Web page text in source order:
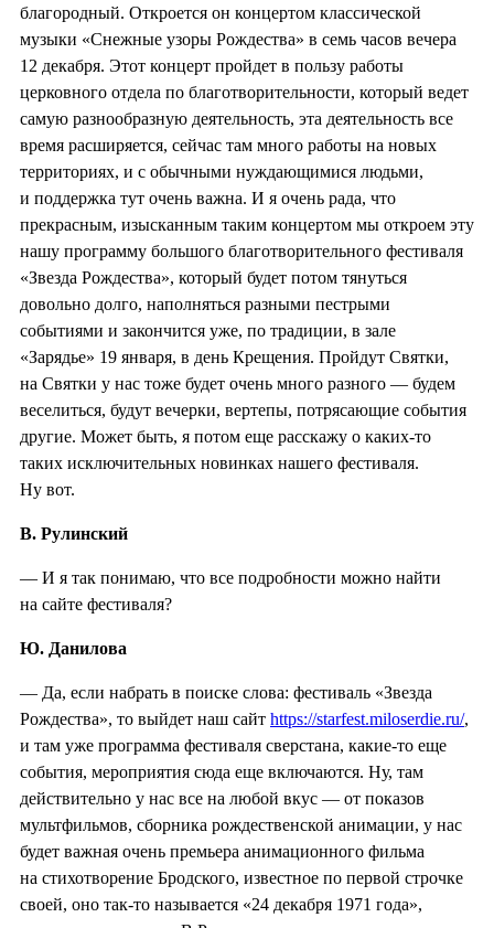
благородный. Откроется он концертом классической
музыки «Снежные узоры Рождества» в семь часов вечера
12 декабря. Этот концерт пройдет в пользу работы
церковного отдела по благотворительности, который ведет
самую разнообразную деятельность, эта деятельность все
время расширяется, сейчас там много работы на новых
территориях, и с обычными нуждающимися людьми,
и поддержка тут очень важна. И я очень рада, что
прекрасным, изысканным таким концертом мы откроем эту
нашу программу большого благотворительного фестиваля
«Звезда Рождества», который будет потом тянуться
довольно долго, наполняться разными пестрыми
событиями и закончится уже, по традиции, в зале
«Зарядье» 19 января, в день Крещения. Пройдут Святки,
на Святки у нас тоже будет очень много разного — будем
веселиться, будут вечерки, вертепы, потрясающие события
другие. Может быть, я потом еще расскажу о каких-то
таких исключительных новинках нашего фестиваля.
Ну вот.
В. Рулинский
— И я так понимаю, что все подробности можно найти
на сайте фестиваля?
Ю. Данилова
— Да, если набрать в поиске слова: фестиваль «Звезда
Рождества», то выйдет наш сайт https://starfest.miloserdie.ru/,
и там уже программа фестиваля сверстана, какие-то еще
события, мероприятия сюда еще включаются. Ну, там
действительно у нас все на любой вкус — от показов
мультфильмов, сборника рождественской анимации, у нас
будет важная очень премьера анимационного фильма
на стихотворение Бродского, известное по первой строчке
своей, оно так-то называется «24 декабря 1971 года»,